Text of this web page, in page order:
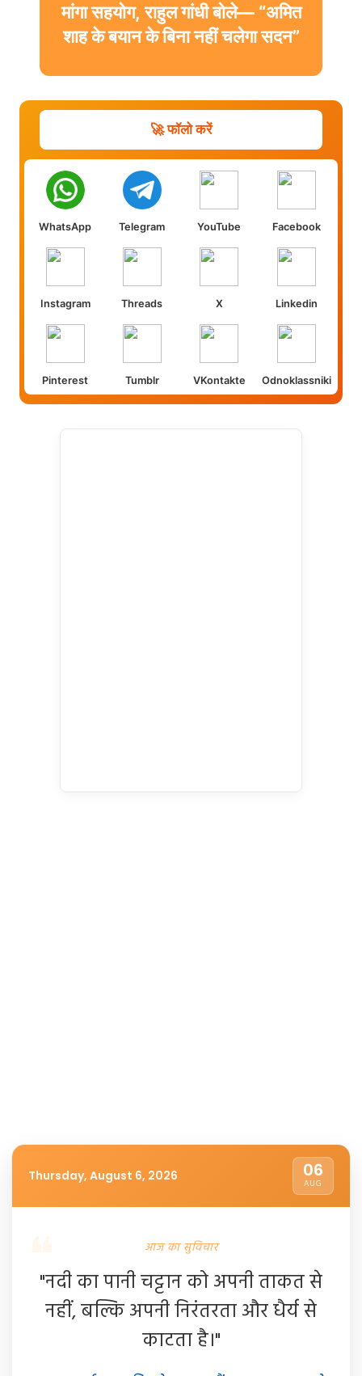
मांगा सहयोग, राहुल गांधी बोले— “अमित
शाह के बयान के बिना नहीं चलेगा सदन”
🚀 फॉलो करें
WhatsApp Telegram YouTube Facebook
Instagram Threads X Linkedin
Pinterest Tumblr VKontakte Odnoklassniki
Thursday, August 6, 2026 06
AUG
आज का सुविचार
"नदी का पानी चट्टान को अपनी ताकत से
नहीं, बल्कि अपनी निरंतरता और धैर्य से
काटता है।"